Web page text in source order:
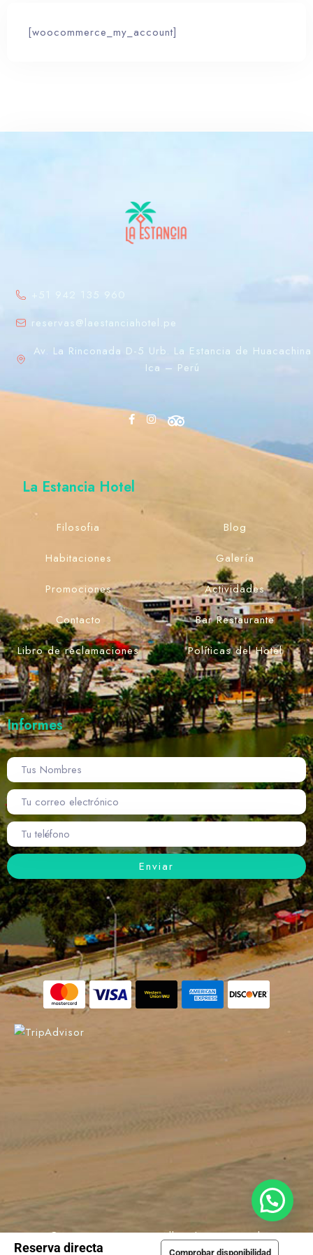
RESERVA YA
[woocommerce_my_account]
+51 942 135 960
reservas@laestanciahotel.pe
Av. La Rinconada D-5 Urb. La Estancia de Huacachina
Ica – Perú
La Estancia Hotel
Filosofia
Habitaciones
Promociones
Contacto
Libro de reclamaciones
Blog
Galería
Actividades
Bar Restaurante
Políticas del Hotel
Informes
© 2022 La Estancia. All Rights Reserved.
Reserva directa Comprobar disponibilidad